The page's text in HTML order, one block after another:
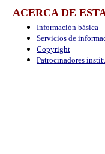
ACERCA DE
Información básica
Servicios de
Copyright
Patrocinadores